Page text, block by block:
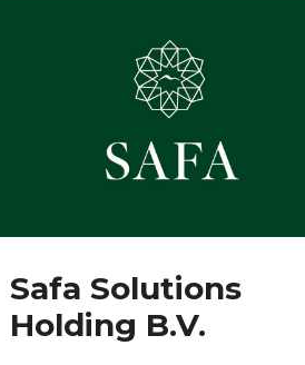
Safa Solutions
Holding B.V.